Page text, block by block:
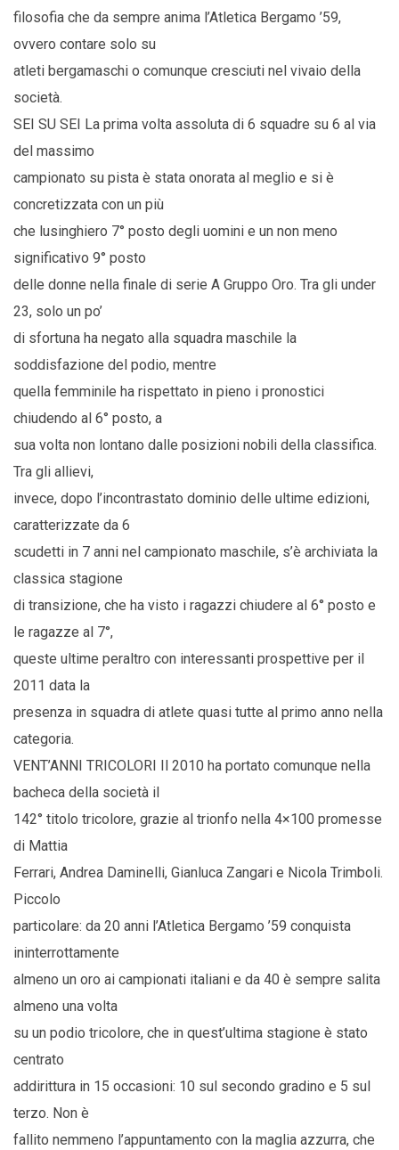
filosofia che da sempre anima l’Atletica Bergamo ’59,
ovvero contare solo su
atleti bergamaschi o comunque cresciuti nel vivaio della
società.
SEI SU SEI La prima volta assoluta di 6 squadre su 6 al via
del massimo
campionato su pista è stata onorata al meglio e si è
concretizzata con un più
che lusinghiero 7° posto degli uomini e un non meno
significativo 9° posto
delle donne nella finale di serie A Gruppo Oro. Tra gli under
23, solo un po’
di sfortuna ha negato alla squadra maschile la
soddisfazione del podio, mentre
quella femminile ha rispettato in pieno i pronostici
chiudendo al 6° posto, a
sua volta non lontano dalle posizioni nobili della classifica.
Tra gli allievi,
invece, dopo l’incontrastato dominio delle ultime edizioni,
caratterizzate da 6
scudetti in 7 anni nel campionato maschile, s’è archiviata la
classica stagione
di transizione, che ha visto i ragazzi chiudere al 6° posto e
le ragazze al 7°,
queste ultime peraltro con interessanti prospettive per il
2011 data la
presenza in squadra di atlete quasi tutte al primo anno nella
categoria.
VENT’ANNI TRICOLORI Il 2010 ha portato comunque nella
bacheca della società il
142° titolo tricolore, grazie al trionfo nella 4×100 promesse
di Mattia
Ferrari, Andrea Daminelli, Gianluca Zangari e Nicola Trimboli.
Piccolo
particolare: da 20 anni l’Atletica Bergamo ’59 conquista
ininterrottamente
almeno un oro ai campionati italiani e da 40 è sempre salita
almeno una volta
su un podio tricolore, che in quest’ultima stagione è stato
centrato
addirittura in 15 occasioni: 10 sul secondo gradino e 5 sul
terzo. Non è
fallito nemmeno l’appuntamento con la maglia azzurra, che